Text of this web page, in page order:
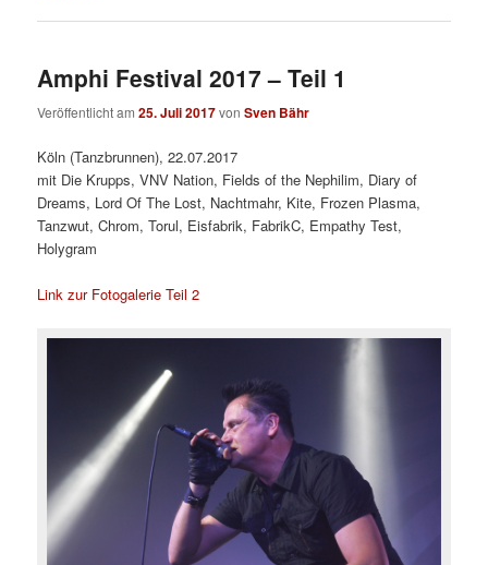
Amphi Festival 2017 – Teil 1
Veröffentlicht am25. Juli 2017vonSven Bähr
Köln (Tanzbrunnen), 22.07.2017
mit Die Krupps, VNV Nation, Fields of the Nephilim, Diary of
Dreams, Lord Of The Lost, Nachtmahr, Kite, Frozen Plasma,
Tanzwut, Chrom, Torul, Eisfabrik, FabrikC, Empathy Test,
Holygram
Link zur Fotogalerie Teil 2